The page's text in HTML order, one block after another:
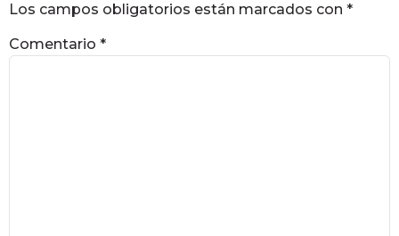
Los campos obligatorios están marcados con *
Comentario *